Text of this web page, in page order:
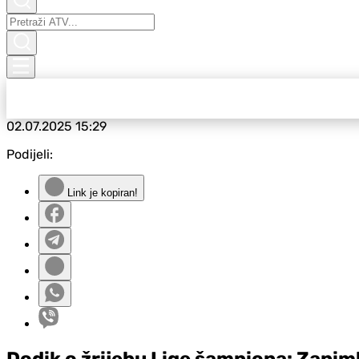
02.07.202515:29
Podijeli:
Link je kopiran!